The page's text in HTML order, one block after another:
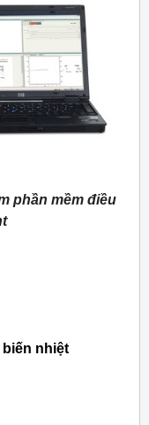
phần mềm điều
biến nhiệt